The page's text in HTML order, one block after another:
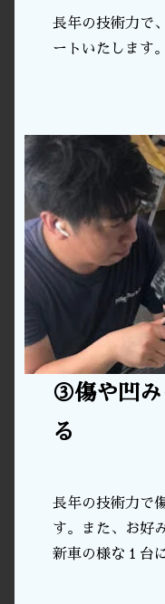
長年の技術力で
ートいたします。
③傷や凹み
る
長年の技術力で
す。また、お好
新車の様な１台